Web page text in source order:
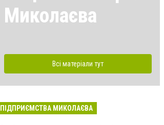
Миколаєва
Всі матеріали тут
ПІДПРИЄМСТВА МИКОЛАЄВА